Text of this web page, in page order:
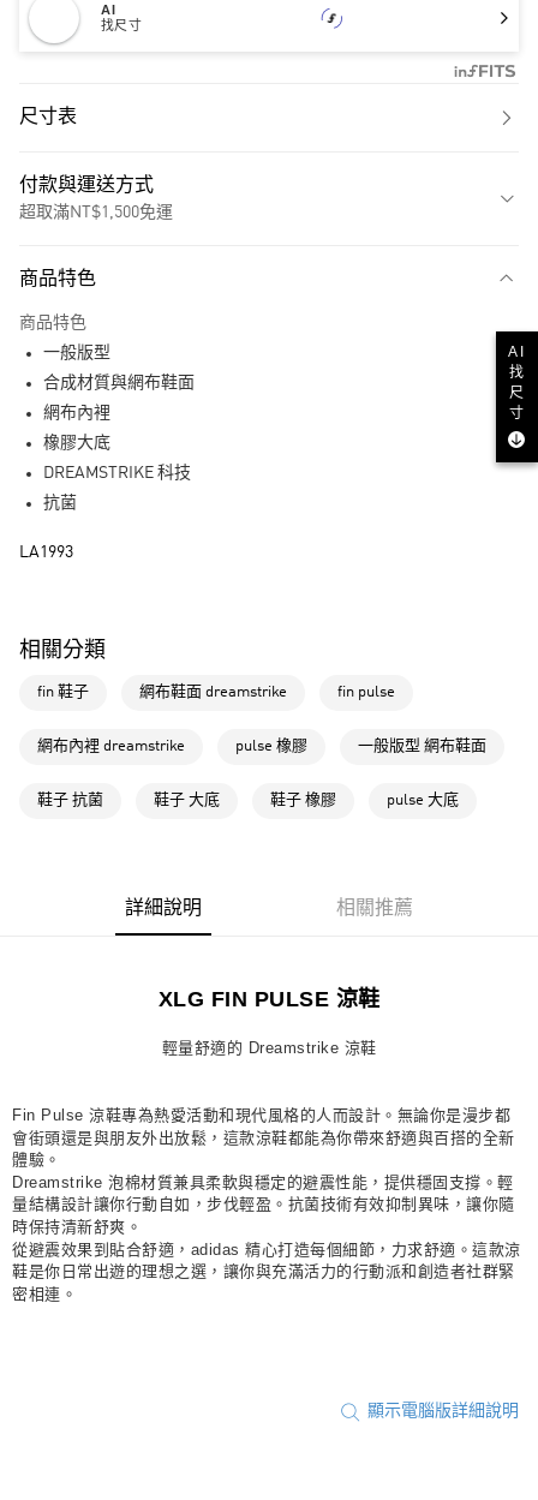
AI
找尺寸
尺寸表
付款與運送方式
超取滿NT$1,500免運
LINE Pay
每筆NT$80，滿NT$1,500(含以上)免運費
每筆NT$80，滿NT$1,500(含以上)免運費
萊爾富取貨付款
付款後萊爾富取貨
每筆NT$80，滿NT$1,500(含以上)免運費
付款後7-11取貨
商品特色
商品特色
一般版型
合成材質與網布鞋面
網布內裡
橡膠大底
DREAMSTRIKE 科技
抗菌
LA1993
相關分類
fin 鞋子 網布鞋面 dreamstrike fin pulse
網布內裡 dreamstrike pulse 橡膠 一般版型 網布鞋面
鞋子 抗菌 鞋子 大底 鞋子 橡膠 pulse 大底
詳細說明 相關推薦
XLG FIN PULSE 涼鞋
輕量舒適的 Dreamstrike 涼鞋
Fin Pulse 涼鞋專為熱愛活動和現代風格的人而設計。無論你是漫步都
會街頭還是與朋友外出放鬆，這款涼鞋都能為你帶來舒適與百搭的全新
體驗。
Dreamstrike 泡棉材質兼具柔軟與穩定的避震性能，提供穩固支撐。輕
量結構設計讓你行動自如，步伐輕盈。抗菌技術有效抑制異味，讓你隨
時保持清新舒爽。
從避震效果到貼合舒適，adidas 精心打造每個細節，力求舒適。這款涼
鞋是你日常出遊的理想之選，讓你與充滿活力的行動派和創造者社群緊
密相連。
顯示電腦版詳細說明
AI
找
尺
寸